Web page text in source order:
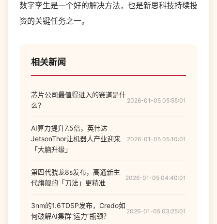
数字孪生是一个好的解决方法，也是新思科技持续投
资的关键任务之一。
相关新闻
芯片公司最值得进入的赛道是什
么？
2026-01-05 05:55:01
AI算力提升7.5倍，英伟达
JetsonThor让机器人产业迎来
「大脑升级」
2026-01-05 05:10:01
第四代骁龙8s发布，高通新生
代旗舰的「刀法」更精准
2026-01-05 04:40:01
3nm的1.6TDSP发布，Credo如
何破解AI集群“运力”瓶颈？
2026-01-05 03:25:01